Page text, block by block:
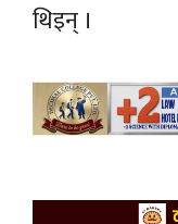
थिइन् ।